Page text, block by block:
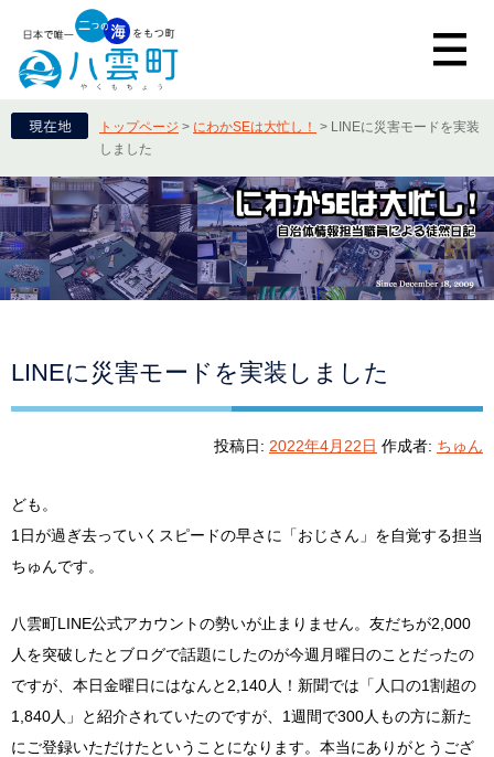
トップページ > にわかSEは大忙し！ > LINEに災害モードを実装
しました
LINEに災害モードを実装しました
投稿日: 2022年4月22日 作成者: ちゅん
ども。
1日が過ぎ去っていくスピードの早さに「おじさん」を自覚する担当
ちゅんです。
八雲町LINE公式アカウントの勢いが止まりません。友だちが2,000
人を突破したとブログで話題にしたのが今週月曜日のことだったの
ですが、本日金曜日にはなんと2,140人！新聞では「人口の1割超の
1,840人」と紹介されていたのですが、1週間で300人もの方に新た
にご登録いただけたということになります。本当にありがとうござ